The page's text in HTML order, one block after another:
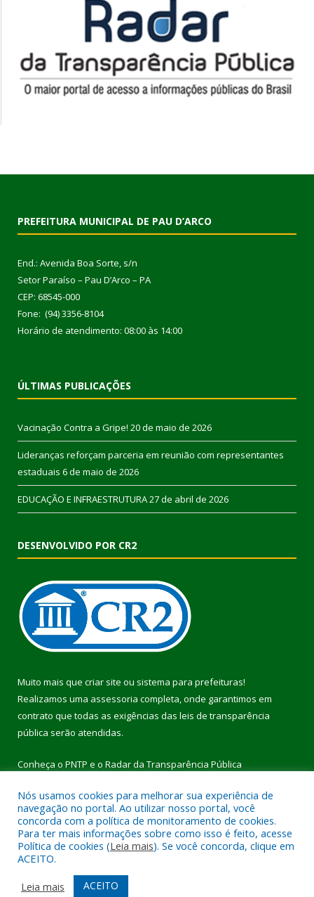
PREFEITURA MUNICIPAL DE PAU D’ARCO
End.: Avenida Boa Sorte, s/n
Setor Paraíso – Pau D’Arco – PA
CEP: 68545-000
Fone: (94) 3356-8104
Horário de atendimento: 08:00 às 14:00
ÚLTIMAS PUBLICAÇÕES
Vacinação Contra a Gripe! 20 de maio de 2026
Lideranças reforçam parceria em reunião com representantes
estaduais 6 de maio de 2026
EDUCAÇÃO E INFRAESTRUTURA27 de abril de 2026
DESENVOLVIDO POR CR2
Muito mais que criar site ou sistema para prefeituras!
Realizamos uma assessoria completa, onde garantimos em
contrato que todas as exigências das leis de transparência
pública serão atendidas.
Conheça o PNTP e o Radar da Transparência Pública
Todos os direitos reservados a Prefeitura Municipal de Pau
D’Arco.
Mapa do Site
Acessar Área Administrativa
Nós usamos cookies para melhorar sua experiência de
navegação no portal. Ao utilizar nosso portal, você
concorda com a política de monitoramento de cookies.
Para ter mais informações sobre como isso é feito, acesse
Política de cookies (Leia mais). Se você concorda, clique em
ACEITO.
Leia mais
ACEITO